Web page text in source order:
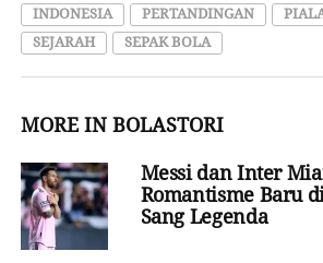
INDONESIA
PERTANDINGAN
SEJARAH
SEPAK BOLA
MORE IN BOLASTORI
Messi dan Inter
Romantisme Baru
Sang Legenda